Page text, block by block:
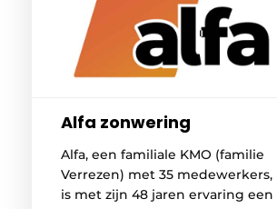
Alfa zonwering
Alfa, een familiale KMO (familie
Verrezen) met 35 medewerkers,
is met zijn 48 jaren ervaring een